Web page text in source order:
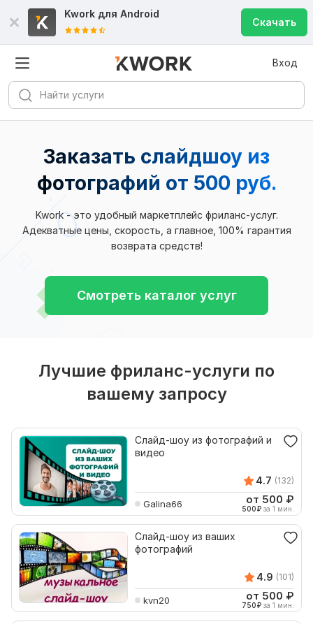
Kwork для Android
Скачать
Вход
Заказать слайдшоу из
фотографий от 500 руб.
Kwork - это удобный маркетплейс фриланс-услуг.
Адекватные цены, скорость, а главное, 100% гарантия
возврата средств!
Смотреть каталог услуг
Лучшие фриланс-услуги по
вашему запросу
Слайд-шоу из фотографий и
видео
4.7 (132)
Galina66 от 500 ₽
500₽ за 1 мин.
Слайд-шоу из ваших
фотографий
4.9 (101)
kvn20 от 500 ₽
750₽ за 1 мин.